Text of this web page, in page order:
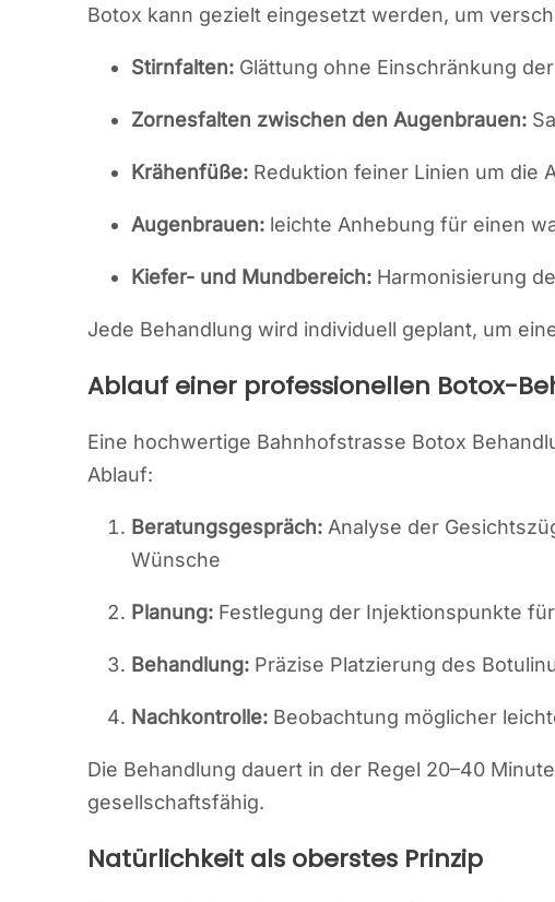
Botox kann gezielt eingesetzt werden, um
Stirnfalten: Glättung ohne Einschränkung
Zornesfalten zwischen den Augenbrauen:
Krähenfüße: Reduktion feiner Linien um die
Augenbrauen: leichte Anhebung für einen
Kiefer- und Mundbereich: Harmonisierung
Jede Behandlung wird individuell geplant, um
Ablauf einer professionellen Botox-
Eine hochwertige Bahnhofstrasse Botox
Ablauf:
Beratungsgespräch: Analyse der
Wünsche
Planung: Festlegung der Injektionspunkte
Behandlung: Präzise Platzierung des
Nachkontrolle: Beobachtung möglicher
Die Behandlung dauert in der Regel 20–40
gesellschaftsfähig.
Natürlichkeit als oberstes Prinzip